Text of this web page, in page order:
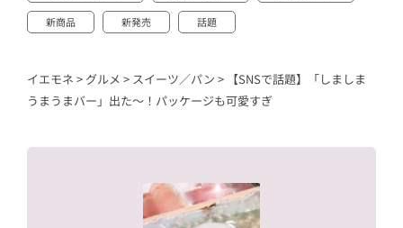
新商品 新発売 話題
イエモネ > グルメ > スイーツ／パン > 【SNSで話題】「しましま
うまうまバー」出た〜！パッケージも可愛すぎ